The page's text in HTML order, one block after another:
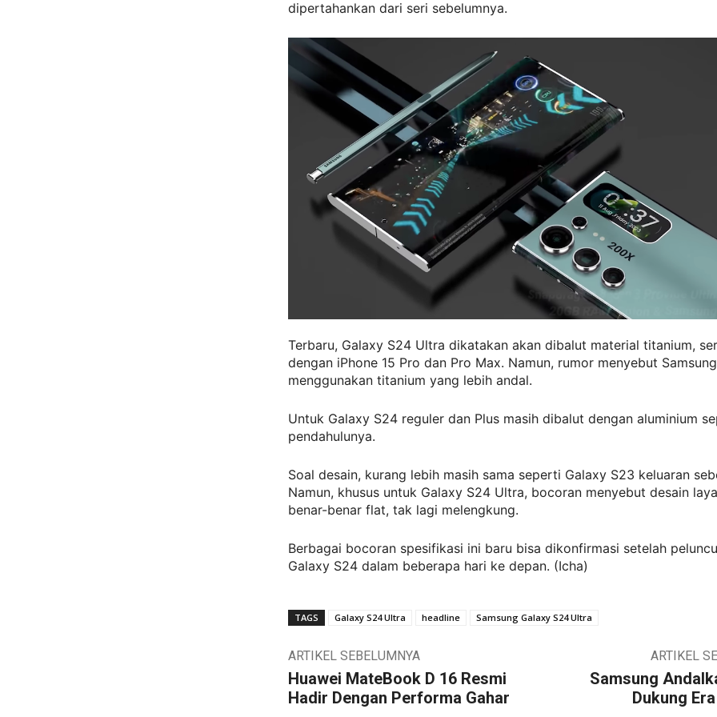
dipertahankan dari seri sebelumnya.
Terbaru, Galaxy S24 Ultra dikatakan akan dibalut material titanium,
dengan iPhone 15 Pro dan Pro Max. Namun, rumor menyebut Samsung
menggunakan titanium yang lebih andal.
Untuk Galaxy S24 reguler dan Plus masih dibalut dengan aluminium
pendahulunya.
Soal desain, kurang lebih masih sama seperti Galaxy S23 keluaran
Namun, khusus untuk Galaxy S24 Ultra, bocoran menyebut desain
benar-benar flat, tak lagi melengkung.
Berbagai bocoran spesifikasi ini baru bisa dikonfirmasi setelah
Galaxy S24 dalam beberapa hari ke depan. (Icha)
TAGS Galaxy S24 Ultra headline Samsung Galaxy S24 Ultra
ARTIKEL SEBELUMNYA
Huawei MateBook D 16 Resmi
Hadir Dengan Performa Gahar
ARTIKEL
Samsung
Dukung